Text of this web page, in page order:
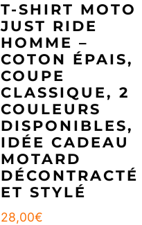
T-SHIRT MOTO
JUST RIDE
HOMME –
COTON ÉPAIS,
COUPE
CLASSIQUE, 2
COULEURS
DISPONIBLES,
IDÉE CADEAU
MOTARD
DÉCONTRACTÉ
ET STYLÉ
28,00€